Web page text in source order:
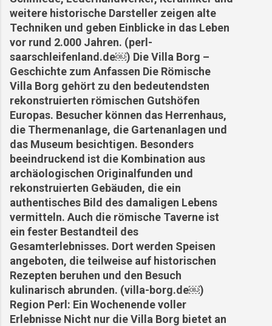
weitere historische Darsteller zeigen alte
Techniken und geben Einblicke in das Leben
vor rund 2.000 Jahren. (perl-
saarschleifenland.de⁠￼) Die Villa Borg –
Geschichte zum Anfassen Die Römische
Villa Borg gehört zu den bedeutendsten
rekonstruierten römischen Gutshöfen
Europas. Besucher können das Herrenhaus,
die Thermenanlage, die Gartenanlagen und
das Museum besichtigen. Besonders
beeindruckend ist die Kombination aus
archäologischen Originalfunden und
rekonstruierten Gebäuden, die ein
authentisches Bild des damaligen Lebens
vermitteln. Auch die römische Taverne ist
ein fester Bestandteil des
Gesamterlebnisses. Dort werden Speisen
angeboten, die teilweise auf historischen
Rezepten beruhen und den Besuch
kulinarisch abrunden. (villa-borg.de⁠￼)
Region Perl: Ein Wochenende voller
Erlebnisse Nicht nur die Villa Borg bietet an